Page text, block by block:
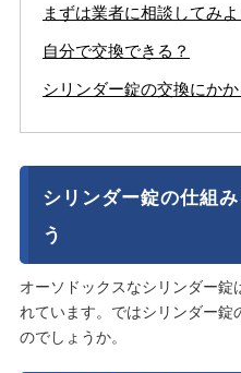
まずは業者に相談してみよ
自分で交換できる？
シリンダー錠の交換にか
シリンダー錠の仕組
う
オーソドックスなシリンダー錠
れています。ではシリンダー錠
のでしょうか。